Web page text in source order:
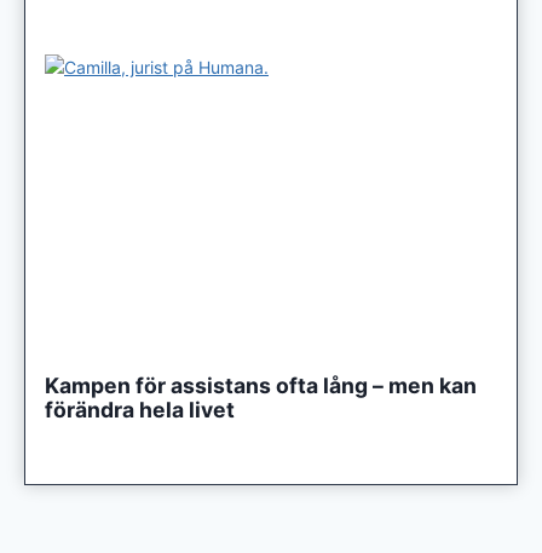
Kampen för assistans ofta lång – men kan
förändra hela livet